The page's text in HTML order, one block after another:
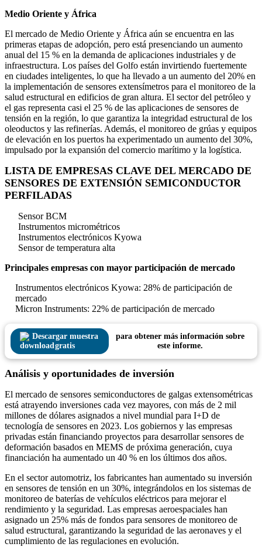
Medio Oriente y África
El mercado de Medio Oriente y África aún se encuentra en las
primeras etapas de adopción, pero está presenciando un aumento
anual del 15 % en la demanda de aplicaciones industriales y de
infraestructura. Los países del Golfo están invirtiendo fuertemente
en ciudades inteligentes, lo que ha llevado a un aumento del 20% en
la implementación de sensores extensímetros para el monitoreo de la
salud estructural en edificios de gran altura. El sector del petróleo y
el gas representa casi el 25 % de las aplicaciones de sensores de
tensión en la región, lo que garantiza la integridad estructural de los
oleoductos y las refinerías. Además, el monitoreo de grúas y equipos
de elevación en los puertos ha experimentado un aumento del 30%,
impulsado por la expansión del comercio marítimo y la logística.
LISTA DE EMPRESAS CLAVE DEL MERCADO DE
SENSORES DE EXTENSIÓN SEMICONDUCTOR
PERFILADAS
Sensor BCM
Instrumentos micrométricos
Instrumentos electrónicos Kyowa
Sensor de temperatura alta
Principales empresas con mayor participación de mercado
Instrumentos electrónicos Kyowa: 28% de participación de
mercado
Micron Instruments: 22% de participación de mercado
Descargar muestra
gratis
para obtener más información sobre
este informe.
Análisis y oportunidades de inversión
El mercado de sensores semiconductores de galgas extensométricas
está atrayendo inversiones cada vez mayores, con más de 2 mil
millones de dólares asignados a nivel mundial para I+D de
tecnología de sensores en 2023. Los gobiernos y las empresas
privadas están financiando proyectos para desarrollar sensores de
deformación basados ​​en MEMS de próxima generación, cuya
financiación ha aumentado un 40 % en los últimos dos años.
En el sector automotriz, los fabricantes han aumentado su inversión
en sensores de tensión en un 30%, integrándolos en los sistemas de
monitoreo de baterías de vehículos eléctricos para mejorar el
rendimiento y la seguridad. Las empresas aeroespaciales han
asignado un 25% más de fondos para sensores de monitoreo de
salud estructural, garantizando la seguridad de las aeronaves y el
cumplimiento de las regulaciones en evolución.